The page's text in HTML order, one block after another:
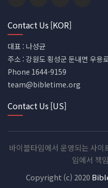
Contact Us [KOR]
대표 : 나성균
주소 : 강원도 횡성군 둔내면 우용
Phone 1644-9159
team@bibletime.org
Contact Us [US]
바이블타임에서 운영되는 사
임에서 책
Copyright (c) 2020